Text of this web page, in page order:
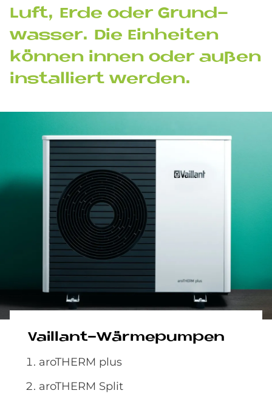
Luft, Erde oder Grund­
was­ser. Die Ein­hei­ten
kön­nen in­nen oder au­ßen
in­stal­liert wer­den.
Vail­lant-Wär­me­pum­pen
aro­THERM plus
aro­THERM Split